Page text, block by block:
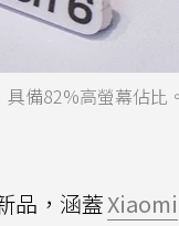
具備82%高螢幕佔比
品，涵蓋Xiaomi